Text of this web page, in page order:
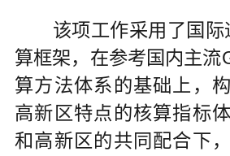
该项工作采用了国际
算框架，在参考国内主流
算方法体系的基础上，
高新区特点的核算指标
和高新区的共同配合下